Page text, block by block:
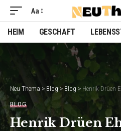
Font
Resizer
Aa
HEIM GESCHAFT
Neu Thema > Blog > Blog > Henrik Drüen
BLOG
Henrik Drüen